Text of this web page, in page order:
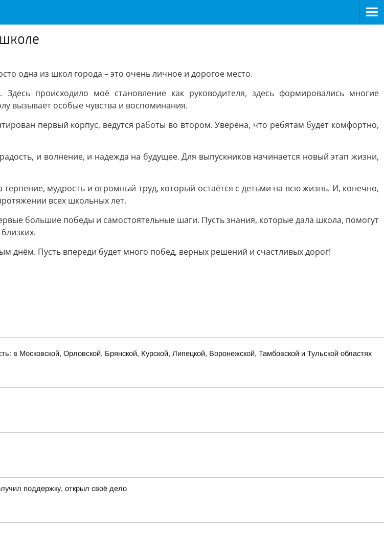
одна из школ города – это очень личное и дорогое место.
происходило моё становление как руководителя, здесь формировались многие
вызывает особые чувства и воспоминания.
первый корпус, ведутся работы во втором. Уверена, что ребятам будет комфортно,
и волнение, и надежда на будущее. Для выпускников начинается новый этап жизни,
терпение, мудрость и огромный труд, который остаётся с детьми на всю жизнь. И, конечно,
всех школьных лет.
большие победы и самостоятельные шаги. Пусть знания, которые дала школа, помогут
днём. Пусть впереди будет много побед, верных решений и счастливых дорог!
в Московской, Орловской, Брянской, Курской, Липецкой, Воронежской, Тамбовской и Тульской областях
поддержку, открыл своё дело